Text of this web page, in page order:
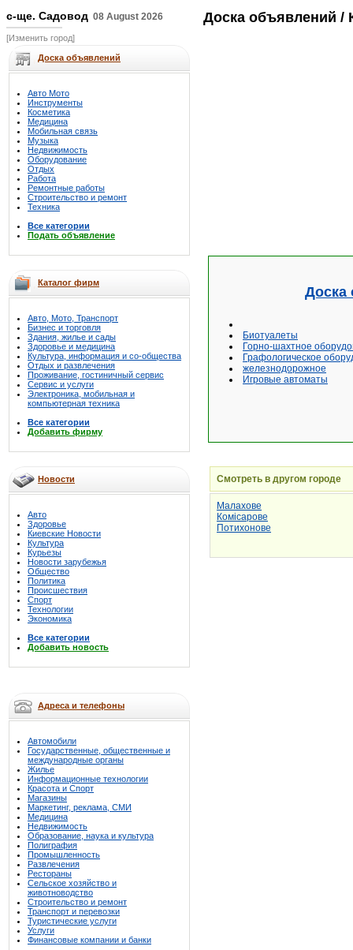
с-ще. Садовод 08 August 2026
[Изменить город]
Доска объявлений /
Доска объявлений
Авто Мото
Инструменты
Косметика
Медицина
Мобильная связь
Музыка
Недвижимость
Оборудование
Отдых
Работа
Ремонтные работы
Строительство и ремонт
Техника
Все категории
Подать объявление
Каталог фирм
Авто, Мото, Транспорт
Бизнес и торговля
Здания, жилье и сады
Здоровье и медицина
Культура, информация и со-общества
Отдых и развлечения
Проживание, гостиничный сервис
Сервис и услуги
Электроника, мобильная и
компьютерная техника
Все категории
Добавить фирму
Новости
Авто
Здоровье
Киевские Новости
Культура
Курьезы
Новости зарубежья
Общество
Политика
Происшествия
Спорт
Технологии
Экономика
Все категории
Добавить новость
Адреса и телефоны
Автомобили
Государственные, общественные и
международные органы
Жилье
Информационные технологии
Красота и Спорт
Магазины
Маркетинг, реклама, СМИ
Медицина
Недвижимость
Образование, наука и культура
Полиграфия
Промышленность
Развлечения
Рестораны
Сельское хозяйство и
животноводство
Строительство и ремонт
Транспорт и перевозки
Туристические услуги
Услуги
Финансовые компании и банки
Доска
Биотуалеты
Горно-шахтное
Графологическое
железнодорожное
Игровые автоматы
Смотреть в другом городе
Малахове
Комісарове
Потихонове